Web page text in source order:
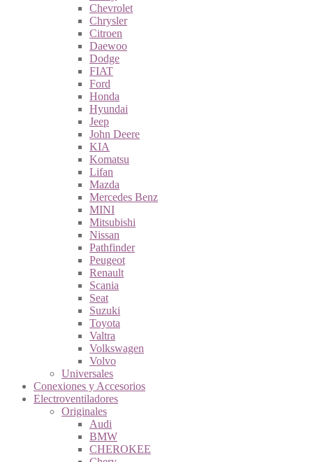
Chevrolet
Chrysler
Citroen
Daewoo
Dodge
FIAT
Ford
Honda
Hyundai
Jeep
John Deere
KIA
Komatsu
Lifan
Mazda
Mercedes Benz
MINI
Mitsubishi
Nissan
Pathfinder
Peugeot
Renault
Scania
Seat
Suzuki
Toyota
Valtra
Volkswagen
Volvo
Universales
Conexiones y Accesorios
Electroventiladores
Originales
Audi
BMW
CHEROKEE